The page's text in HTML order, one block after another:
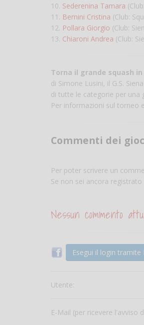
10. Sederenina Tamara
11. Bernini Cristina (Club:
12. Pollara Giorgio (Club:
13. Chiaroni Andrea (Club:
Torna il grande squash in
di Simone Lusini, il G.S.
di tutte le categorie per una
Per informazioni sul torneo e
Commenti dei
Per poter scrivere un
Se non sei ancora registrato
Nessun commento
Esegui il login tramite
Utente:
E-Mail (per ricevere l'avviso